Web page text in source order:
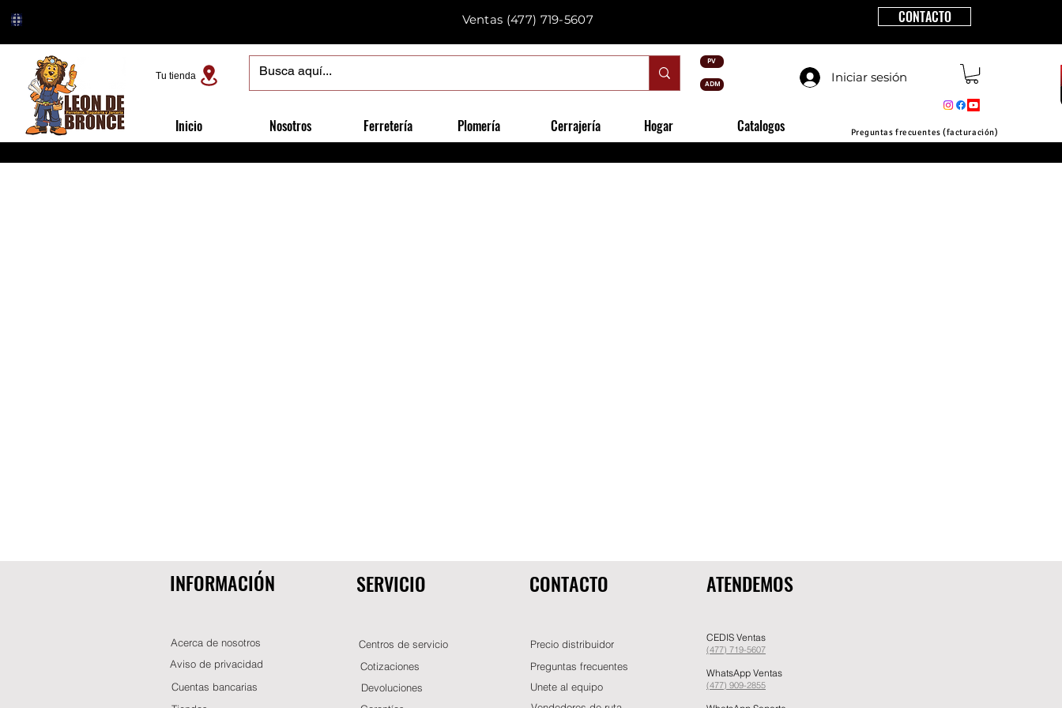
PV
ADM
Ventas (477) 719-5607 CONTACTO
Iniciar sesión
Tu tienda
Inicio Nosotros Ferretería Plomería Cerrajería Hogar Catalogos Preguntas frecuentes (facturación)
INFORMACIÓN
Acerca de nosotros
Aviso de privacidad
Cuentas bancarias
SERVICIO
Centros de servicio
Cotizaciones
Devoluciones
CONTACTO
Precio distribuidor
Preguntas frecuentes
Unete al equipo
ATENDEMOS
CEDIS Ventas
(477) 719-5607
WhatsApp Ventas
(477) 909-2855